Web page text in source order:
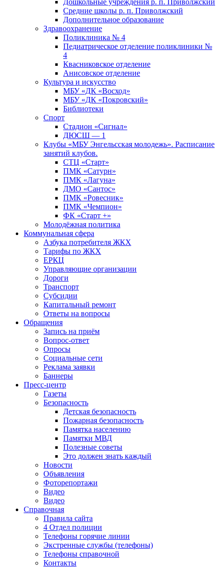
Дошкольные учреждения р. п. Приволжский
Средние школы р. п. Приволжский
Дополнительное образование
Здравоохранение
Поликлиника № 4
Педиатрическое отделение поликлиники №
4
Квасниковское отделение
Анисовское отделение
Культура и искусство
МБУ «ДК «Восход»
МБУ «ДК «Покровский»
Библиотеки
Спорт
Стадион «Сигнал»
ДЮСШ — 1
Клубы «МБУ Энгельсская молодежь». Расписание
занятий клубов.
СТЦ «Старт»
ПМК «Сатурн»
ПМК «Лагуна»
ДМО «Сантос»
ПМК «Ровесник»
ПМК «Чемпион»
ФК «Старт +»
Молодёжная политика
Коммунальная сфера
Азбука потребителя ЖКХ
Тарифы по ЖКХ
ЕРКЦ
Управляющие организации
Дороги
Транспорт
Субсидии
Капитальный ремонт
Ответы на вопросы
Обращения
Запись на приём
Вопрос-ответ
Опросы
Социальные сети
Реклама заявки
Баннеры
Пресс-центр
Газеты
Безопасность
Детская безопасность
Пожарная безопасность
Памятка населению
Памятки МВД
Полезные советы
Это должен знать каждый
Новости
Объявления
Фоторепортажи
Видео
Видео
Справочная
Правила сайта
4 Отдел полиции
Телефоны горячие линии
Экстренные службы (телефоны)
Телефоны справочной
Контакты